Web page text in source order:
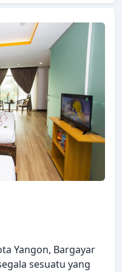
layanan kebersihan
telah tersedia.
kenyamanan,
layar datar, kopi
untuk
malam Anda.
rekreasi di
hot tub, pusat
(sekitar 3 km).
tawarkan dengan
sebagai tempat
Yangon, Bargayar
sesuatu yang